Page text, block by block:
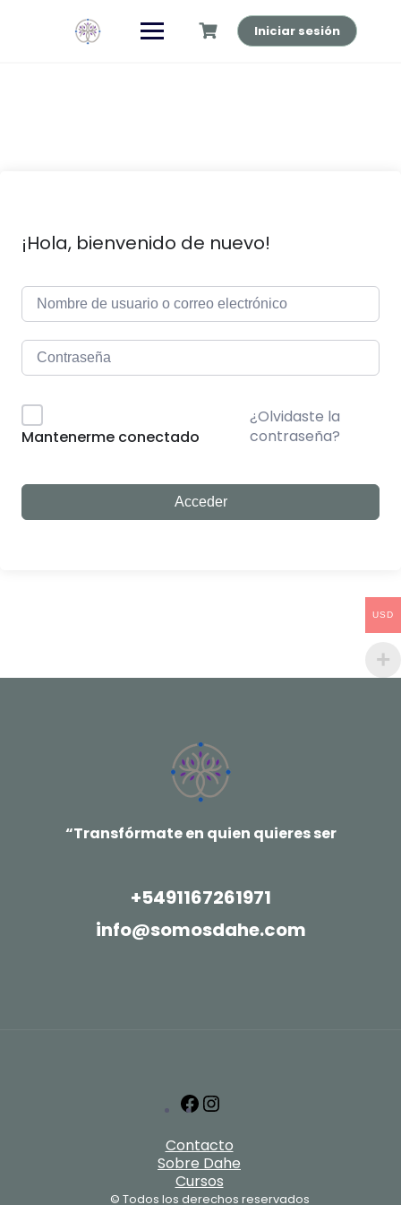
Iniciar sesión
¡Hola, bienvenido de nuevo!
Mantenerme conectado
¿Olvidaste la
contraseña?
Acceder
“Transfórmate en quien quieres ser
+5491167261971
info@somosdahe.com
Facebook
Contacto
Sobre Dahe
Cursos
© Todos los derechos reservados
USD